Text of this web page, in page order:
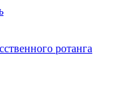
ротанга